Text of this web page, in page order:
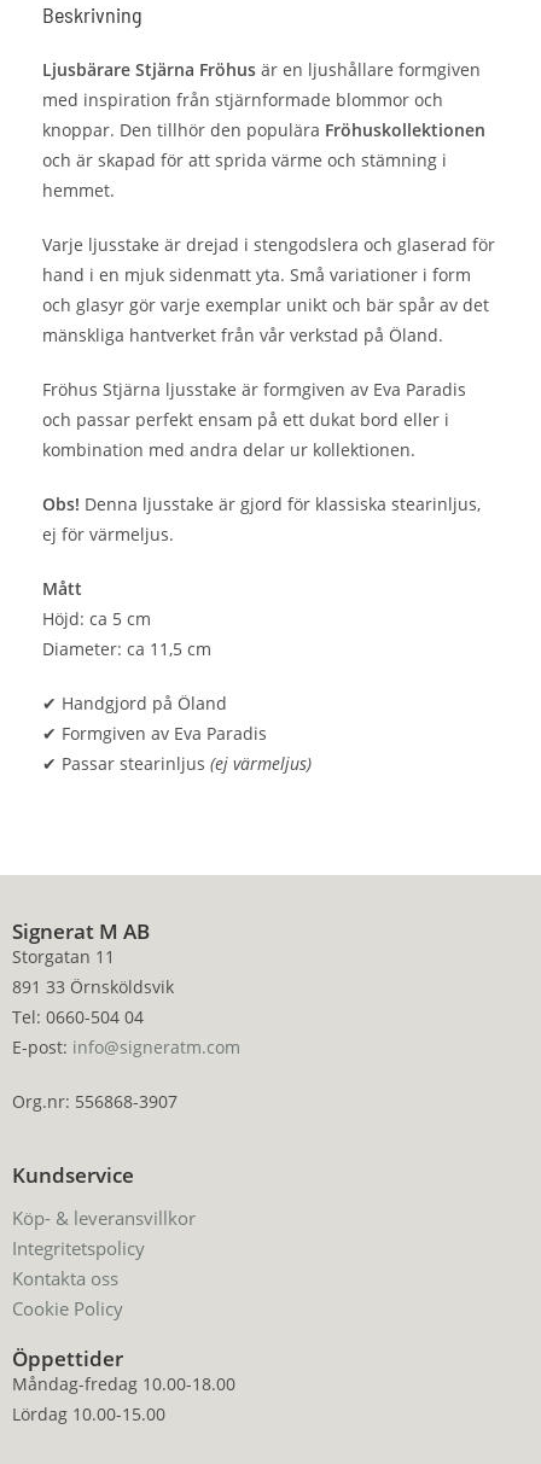
Beskrivning
Ljusbärare Stjärna Fröhus är en ljushållare formgiven
med inspiration från stjärnformade blommor och
knoppar. Den tillhör den populära Fröhuskollektionen
och är skapad för att sprida värme och stämning i
hemmet.
Varje ljusstake är drejad i stengodslera och glaserad för
hand i en mjuk sidenmatt yta. Små variationer i form
och glasyr gör varje exemplar unikt och bär spår av det
mänskliga hantverket från vår verkstad på Öland.
Fröhus Stjärna ljusstake är formgiven av Eva Paradis
och passar perfekt ensam på ett dukat bord eller i
kombination med andra delar ur kollektionen.
Obs! Denna ljusstake är gjord för klassiska stearinljus,
ej för värmeljus.
Mått
Höjd: ca 5 cm
Diameter: ca 11,5 cm
✔ Handgjord på Öland
✔ Formgiven av Eva Paradis
✔ Passar stearinljus (ej värmeljus)
Signerat M AB
Storgatan 11
891 33 Örnsköldsvik
Tel: 0660-504 04
E-post: info@signeratm.com
Org.nr: 556868-3907
Kundservice
Köp- & leveransvillkor
Integritetspolicy
Kontakta oss
Cookie Policy
Öppettider
Måndag-fredag 10.00-18.00
Lördag 10.00-15.00